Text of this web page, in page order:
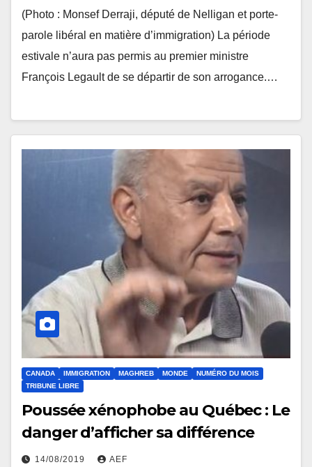
(Photo : Monsef Derraji, député de Nelligan et porte-
parole libéral en matière d’immigration) La période
estivale n’aura pas permis au premier ministre
François Legault de se départir de son arrogance.…
CANADA IMMIGRATION MAGHREB MONDE
NUMÉRO DU MOIS
TRIBUNE LIBRE
Poussée xénophobe au Québec : Le
danger d’afficher sa différence
14/08/2019 AEF